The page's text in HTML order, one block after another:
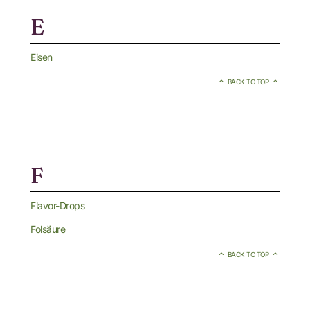
E
Eisen
BACK TO TOP
F
Flavor-Drops
Folsäure
BACK TO TOP